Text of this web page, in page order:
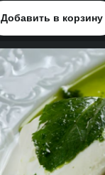
Добавить в корзину